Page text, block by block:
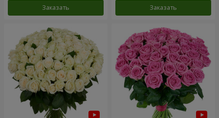
Заказать Заказать